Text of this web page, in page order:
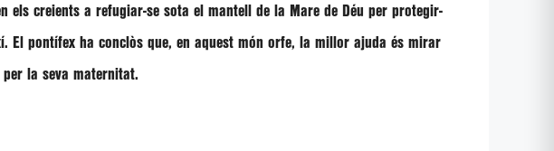
els creients a refugiar-se sota el mantell de la Mare de Déu per protegir-
El pontífex ha conclòs que, en aquest món orfe, la millor ajuda és mirar
per la seva maternitat.